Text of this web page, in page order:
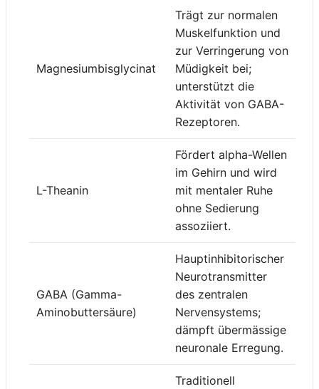
Magnesiumbisglycinat
Trägt zur normalen
Muskelfunktion und
zur Verringerung von
Müdigkeit bei;
unterstützt die
Aktivität von GABA-
Rezeptoren.
L-Theanin
Fördert alpha-Wellen
im Gehirn und wird
mit mentaler Ruhe
ohne Sedierung
assoziiert.
GABA (Gamma-
Aminobuttersäure)
Hauptinhibitorischer
Neurotransmitter
des zentralen
Nervensystems;
dämpft übermässige
neuronale Erregung.
Traditionell